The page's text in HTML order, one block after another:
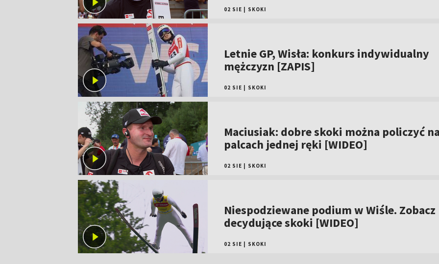
02 SIE SKOKI
Letnie GP, Wisła: konkurs indywidualny
mężczyzn [ZAPIS]
02 SIE SKOKI
Maciusiak: dobre skoki można policzyć
palcach jednej ręki [WIDEO]
02 SIE SKOKI
Niespodziewane podium w Wiśle. Zobacz
decydujące skoki [WIDEO]
02 SIE SKOKI